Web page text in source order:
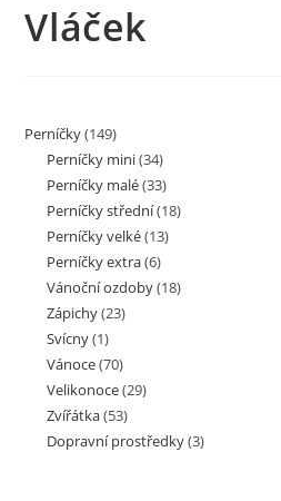
Vláček
Perníčky(149)
Perníčky mini(34)
Perníčky malé(33)
Perníčky střední(18)
Perníčky velké(13)
Perníčky extra(6)
Vánoční ozdoby(18)
Zápichy(23)
Svícny(1)
Vánoce(70)
Velikonoce(29)
Zvířátka(53)
Dopravní prostředky(3)